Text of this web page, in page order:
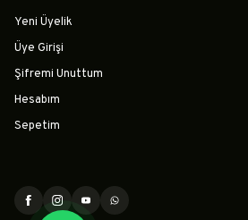
Yeni Üyelik
Üye Girişi
Şifremi Unuttum
Hesabım
Sepetim